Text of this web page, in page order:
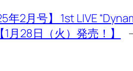
年2月号】 1st LIVE
月28日（火）発売！】